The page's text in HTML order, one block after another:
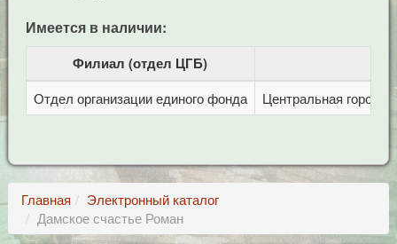
Имеется в наличии:
Филиал (отдел ЦГБ)
Отдел организации единого фонда Центральная
Главная
Электронный каталог
Дамское счастье Роман